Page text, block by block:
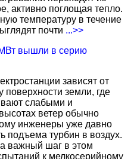
активно поглощая тепло.
температуру в течение
почти ...>>
вышли в серию
зависят от
поверхности земли, где
слабыми и
ветер обычно
инженеры уже давно
подъема турбин в воздух.
важный шаг в этом
к мелкосерийному